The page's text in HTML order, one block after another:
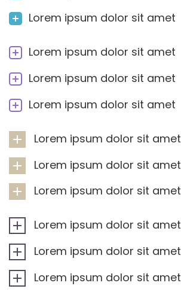
Lorem ipsum dolor sit amet
Lorem ipsum dolor sit amet
Lorem ipsum dolor sit amet
Lorem ipsum dolor sit amet
Lorem ipsum dolor sit amet
Lorem ipsum dolor sit amet
Lorem ipsum dolor sit amet
Lorem ipsum dolor sit amet
Lorem ipsum dolor sit amet
Lorem ipsum dolor sit amet